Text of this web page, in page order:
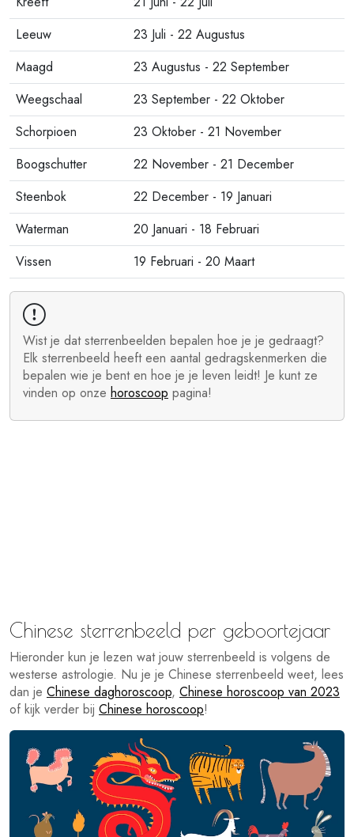
Leeuw
23 Juli - 22 Augustus
Maagd
23 Augustus - 22 September
Weegschaal
23 September - 22 Oktober
Schorpioen
23 Oktober - 21 November
Boogschutter
22 November - 21 December
Steenbok
22 December - 19 Januari
Waterman
20 Januari - 18 Februari
Vissen
19 Februari - 20 Maart
Wist je dat sterrenbeelden bepalen hoe je je gedraagt?
Elk sterrenbeeld heeft een aantal gedragskenmerken die
bepalen wie je bent en hoe je je leven leidt! Je kunt ze
vinden op onze horoscoop pagina!
Chinese sterrenbeeld per geboortejaar
Hieronder kun je lezen wat jouw sterrenbeeld is volgens de
westerse astrologie. Nu je je Chinese sterrenbeeld weet, lees
dan je Chinese daghoroscoop, Chinese horoscoop van 2023
of kijk verder bij Chinese horoscoop!